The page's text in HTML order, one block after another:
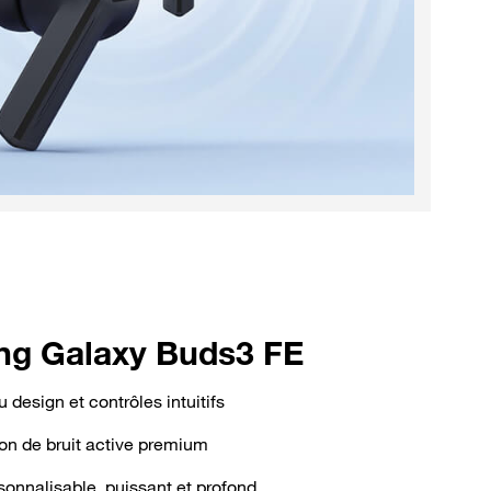
Galaxy Buds3 FE​
design et contrôles intuitifs​
de bruit active premium​
puissant et profond​